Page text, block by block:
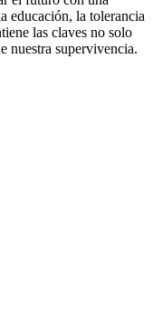
educación, la tolerancia
las claves no solo
nuestra supervivencia.